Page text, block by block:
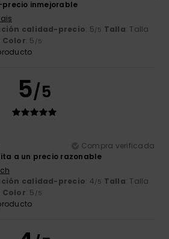
inmejorable
calidad-precio: 5/5 Talla: Talla
Color: 5 /5
5/5
Compra verificada
a un precio razonable
calidad-precio: 4/5 Talla: Talla
Color: 5 /5